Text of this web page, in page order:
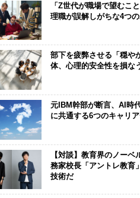
「Z世代が職場で望むこ
理職が誤解しがちな4つ
部下を疲弊させる「穏や
体、心理的安全性を損な
元IBM幹部が断言、AI時
に共通する6つのキャリ
【対談】教育界のノーベ
務家校長「アントレ教育
技術だ